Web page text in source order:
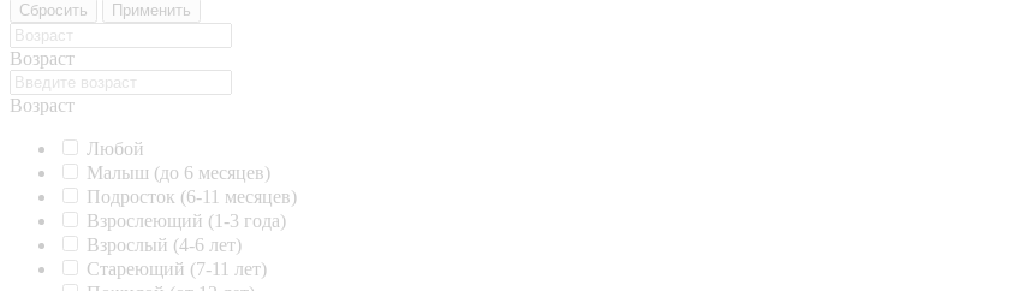
Сбросить Применить
Возраст
Возраст
Любой
Малыш (до 6 месяцев)
Подросток (6-11 месяцев)
Взрослеющий (1-3 года)
Взрослый (4-6 лет)
Стареющий (7-11 лет)